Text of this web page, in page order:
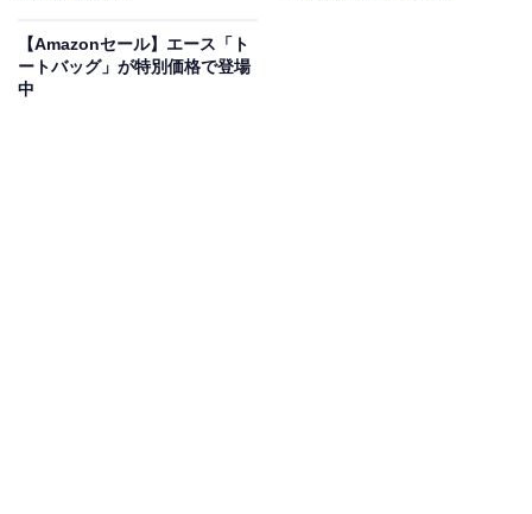
配置しているため、照射部に影ができにくく、暗い場所
での作業にも最適です。ドライバブレードが破損した
【Amazonセール】エース「ト
ートバッグ」が特別価格で登場
中